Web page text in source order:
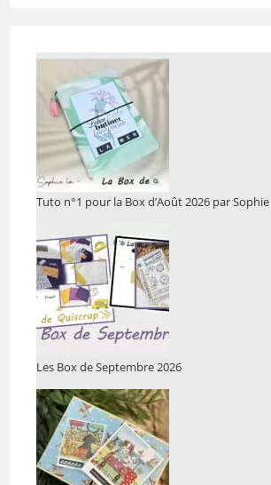
Tuto n°1 pour la Box d’Août 2026 par
Les Box de Septembre 2026